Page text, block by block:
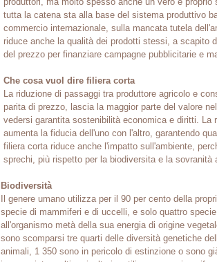
tutta la catena sta alla base del sistema produttivo
commercio internazionale, sulla mancata tutela
riduce anche la qualità dei prodotti stessi, a scapito
del prezzo per finanziare campagne pubblicitarie e
Che cosa vuol dire filiera corta
La riduzione di passaggi tra produttore agricolo e
parita di prezzo, lascia la maggior parte del valore
vedersi garantita sostenibilità economica e diritti. La
aumenta la fiducia dell'uno con l'altro, garantendo
filiera corta riduce anche l'impatto sull'ambiente,
sprechi, più rispetto per la biodiversita e la sovranità
Biodiversità
Il genere umano utilizza per il 90 per cento della
specie di mammiferi e di uccelli, e solo quattro
all'organismo metà della sua energia di origine
sono scomparsi tre quarti delle diversità genetiche
animali, 1 350 sono in pericolo di estinzione o sono